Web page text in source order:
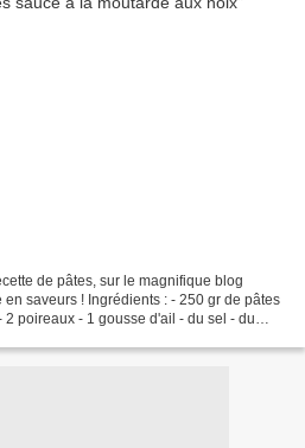
de pâtes, sur le magnifique blog
saveurs ! Ingrédients : - 250 gr de pâtes
poireaux - 1 gousse d'ail - du sel - du